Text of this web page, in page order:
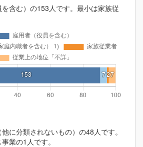
含む）の153人です。最小は家族従
に分類されないもの）の48人です。
業の1人です。